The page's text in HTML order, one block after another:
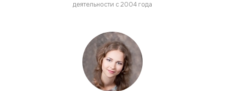
деятельности с 2004 года